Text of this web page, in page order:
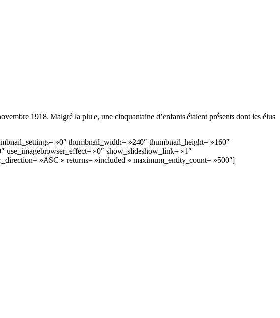
1918. Malgré la pluie, une cinquantaine d’enfants étaient présents dont les élus
»0″ thumbnail_width= »240″ thumbnail_height= »160″
use_imagebrowser_effect= »0″ show_slideshow_link= »1″
»ASC » returns= »included » maximum_entity_count= »500″]